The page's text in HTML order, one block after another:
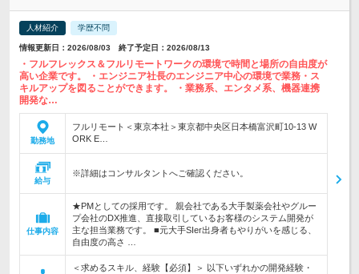
人材紹介 学歴不問
情報更新日：2026/08/03 終了予定日：2026/08/13
・フルフレックス＆フルリモートワークの環境で時間と場所の自由度が
高い企業です。 ・エンジニア社長のエンジニア中心の環境で業務・ス
キルアップを図ることができます。 ・業務系、エンタメ系、機器連携
開発な…
勤務地
フルリモート＜東京本社＞東京都中央区日本橋富沢町10-13 W
ORK E…
給与
※詳細はコンサルタントへご確認ください。
仕事内容
★PMとしての採用です。 親会社である大手製薬会社やグルー
プ会社のDX推進、直接取引しているお客様のシステム開発が
主な担当業務です。 ■元大手SIer出身者もやりがいを感じる、
自由度の高さ …
＜求めるスキル、経験【必須】＞ 以下いずれかの開発経験・